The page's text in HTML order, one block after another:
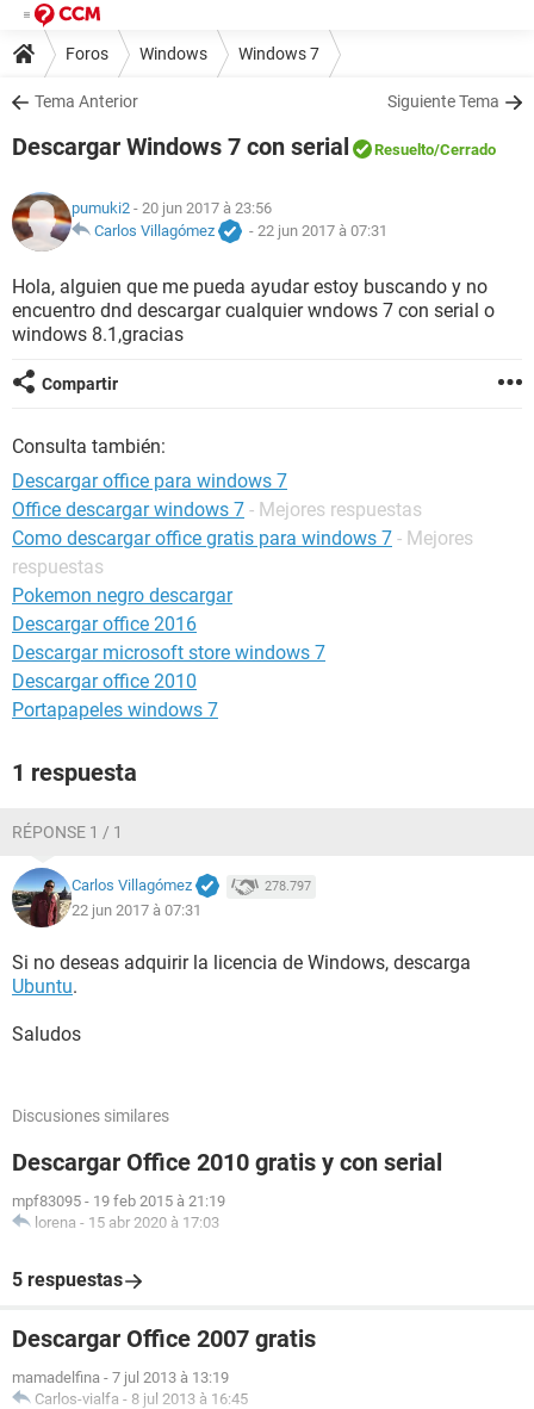
Foros Windows Windows 7
Tema Anterior Siguiente Tema
Descargar Windows 7 con serial Resuelto/Cerrado
pumuki2 - 20 jun 2017 à 23:56
Carlos Villagómez
- 22 jun 2017 à 07:31
Hola, alguien que me pueda ayudar estoy buscando y no
encuentro dnd descargar cualquier wndows 7 con serial o
windows 8.1,gracias
Compartir
Consulta también:
Descargar office para windows 7
Office descargar windows 7 - Mejores respuestas
Como descargar office gratis para windows 7 - Mejores
respuestas
Pokemon negro descargar
Descargar office 2016
Descargar microsoft store windows 7
Descargar office 2010
Portapapeles windows 7
1 respuesta
RÉPONSE 1 / 1
Carlos Villagómez 278.797
22 jun 2017 à 07:31
Si no deseas adquirir la licencia de Windows, descarga
Ubuntu.
Saludos
Discusiones similares
Descargar Office 2010 gratis y con serial
mpf83095 - 19 feb 2015 à 21:19
lorena - 15 abr 2020 à 17:03
5 respuestas
Descargar Office 2007 gratis
mamadelfina - 7 jul 2013 à 13:19
Carlos-vialfa - 8 jul 2013 à 16:45